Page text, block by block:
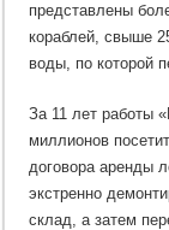
представлены
кораблей, свыше
воды, по которой
За 11 лет работы
миллионов
договора аренды
экстренно
склад, а затем